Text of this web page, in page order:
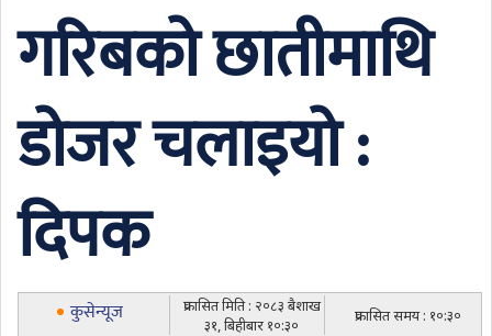
गरिबको छातीमाथि
डोजर चलाइयो :
दिपक
कुसेन्यूज
प्रकासित मिति : २०८३ बैशाख
३१, बिहीबार १०:३०
प्रकासित समय : १०:३०